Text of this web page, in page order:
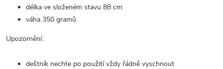
délka ve složeném stavu 88 cm
váha 350 gramů
Upozornění:
deštník nechte po použití vždy řádně vyschnout